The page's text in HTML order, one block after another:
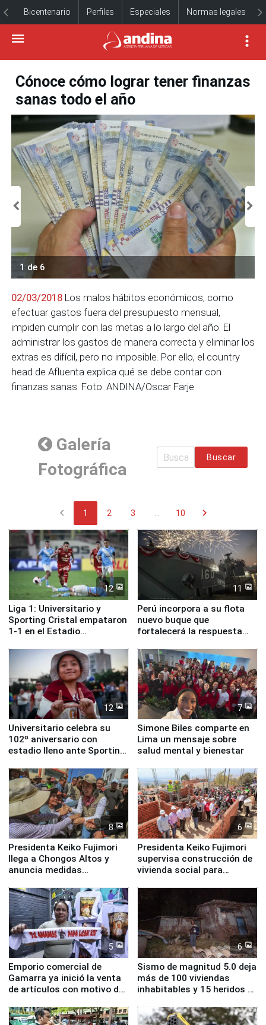
Bicentenario Perfiles Especiales Normas legales
Cónoce cómo lograr tener finanzas
sanas todo el año
1 de 6
02/03/2018 Los malos hábitos económicos, como
efectuar gastos fuera del presupuesto mensual,
impiden cumplir con las metas a lo largo del año. El
administrar los gastos de manera correcta y eliminar los
extras es difícil, pero no imposible. Por ello, el country
head de Afluenta explica qué se debe contar con
finanzas sanas. Foto: ANDINA/Oscar Farje
Galería
Fotográfica
Buscar
chevron_left 1 2 3 ... 10 chevron_right
12
Liga 1: Universitario y
Sporting Cristal empataron
1-1 en el Estadio
11
Perú incorpora a su flota
nuevo buque que
fortalecerá la respuesta
12
Universitario celebra su
102º aniversario con
estadio lleno ante Sporting
7
Simone Biles comparte en
Lima un mensaje sobre
salud mental y bienestar
8
Presidenta Keiko Fujimori
llega a Chongos Altos y
anuncia medidas
educación, salud y empleo
6
Presidenta Keiko Fujimori
supervisa construcción de
vivienda social para
5
Emporio comercial de
Gamarra ya inició la venta
de artículos con motivo de
6
Sismo de magnitud 5.0 deja
más de 100 viviendas
inhabitables y 15 heridos en